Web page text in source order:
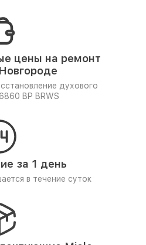
цены на ремонт
духового
BP BRWS
за 1 день
в течение суток